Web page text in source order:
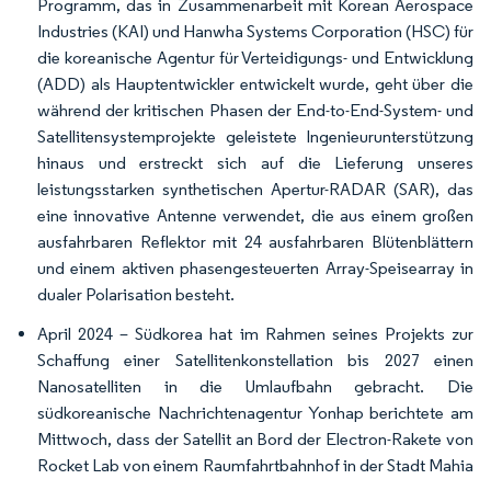
Programm, das in Zusammenarbeit mit Korean Aerospace
Industries (KAI) und Hanwha Systems Corporation (HSC) für
die koreanische Agentur für Verteidigungs- und Entwicklung
(ADD) als Hauptentwickler entwickelt wurde, geht über die
während der kritischen Phasen der End-to-End-System- und
Satellitensystemprojekte geleistete Ingenieurunterstützung
hinaus und erstreckt sich auf die Lieferung unseres
leistungsstarken synthetischen Apertur-RADAR (SAR), das
eine innovative Antenne verwendet, die aus einem großen
ausfahrbaren Reflektor mit 24 ausfahrbaren Blütenblättern
und einem aktiven phasengesteuerten Array-Speisearray in
dualer Polarisation besteht.
April 2024 – Südkorea hat im Rahmen seines Projekts zur
Schaffung einer Satellitenkonstellation bis 2027 einen
Nanosatelliten in die Umlaufbahn gebracht. Die
südkoreanische Nachrichtenagentur Yonhap berichtete am
Mittwoch, dass der Satellit an Bord der Electron-Rakete von
Rocket Lab von einem Raumfahrtbahnhof in der Stadt Mahia